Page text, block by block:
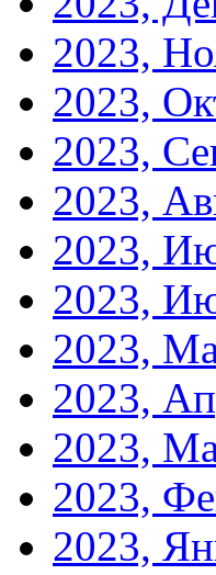
2023,
2023,
2023,
2023,
2023,
2023,
2023,
2023,
2023,
2023,
2023,